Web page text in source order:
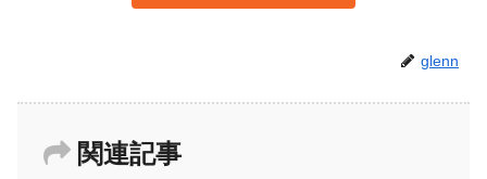
glenn
関連記事